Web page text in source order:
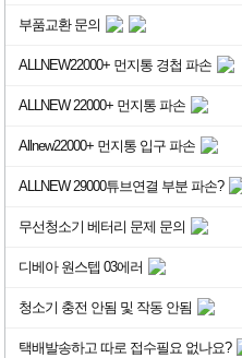
부품교환 문의
ALLNEW22000+ 먼지통 경첩 파손
ALLNEW 22000+ 먼지통 파손
Allnew22000+ 먼지통 입구 파손
ALLNEW 29000튜브연결 부분 파손?
무선청소기 베터리 문제 문의
디베아 원스텝 03에러
청소기 충전 안됨 및 작동 안됨
택배발송하고 따로 접수필요 없나요?